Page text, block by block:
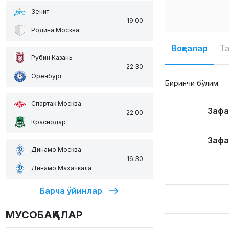
Зенит
Родина Москва
19:00
Рубин Казань
Оренбург
22:30
Спартак Москва
Краснодар
22:00
Динамо Москва
Динамо Махачкала
16:30
Барча ўйинлар
МУСОБАҚАЛАР
Воқеалар
Биринчи бўлим